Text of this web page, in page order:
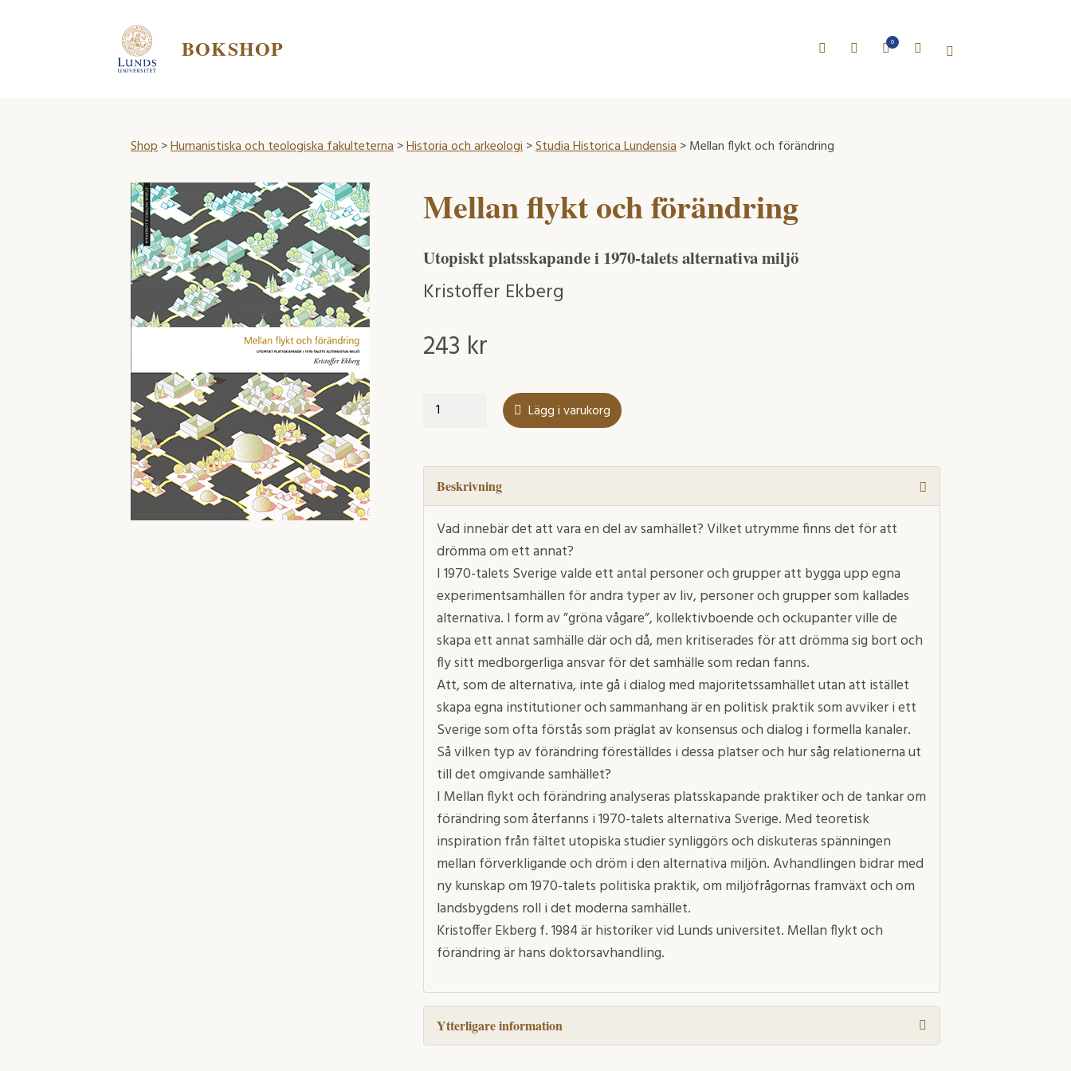
BOKSHOP 0
Shop>Humanistiska och teologiska fakulteterna>Historia och arkeologi>Studia Historica Lundensia> Mellan flykt och förändring
Mellan flykt och förändring
Utopiskt platsskapande i 1970-talets alternativa miljö
Kristoffer Ekberg
243 kr
Mellan
förändring
mängd
Lägg i varukorg
Beskrivning
Vad innebär det att vara en del av samhället? Vilket utrymme finns det för att
drömma om ett annat?
I 1970-talets Sverige valde ett antal personer och grupper att bygga upp egna
experimentsamhällen för andra typer av liv, personer och grupper som kallades
alternativa. I form av ”gröna vågare”, kollektivboende och ockupanter ville de
skapa ett annat samhälle där och då, men kritiserades för att drömma sig bort och
fly sitt medborgerliga ansvar för det samhälle som redan fanns.
Att, som de alternativa, inte gå i dialog med majoritetssamhället utan att istället
skapa egna institutioner och sammanhang är en politisk praktik som avviker i ett
Sverige som ofta förstås som präglat av konsensus och dialog i formella kanaler.
Så vilken typ av förändring föreställdes i dessa platser och hur såg relationerna ut
till det omgivande samhället?
I Mellan flykt och förändring analyseras platsskapande praktiker och de tankar om
förändring som återfanns i 1970-talets alternativa Sverige. Med teoretisk
inspiration från fältet utopiska studier synliggörs och diskuteras spänningen
mellan förverkligande och dröm i den alternativa miljön. Avhandlingen bidrar med
ny kunskap om 1970-talets politiska praktik, om miljöfrågornas framväxt och om
landsbygdens roll i det moderna samhället.
Kristoffer Ekberg f. 1984 är historiker vid Lunds universitet. Mellan flykt och
förändring är hans doktorsavhandling.
Ytterligare information